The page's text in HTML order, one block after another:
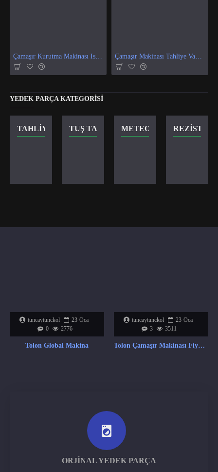
Çamaşır Makinası Tahliye Vanası
YEDEK PARÇA KATEGORISI
TAHLIYE VANASITUŞ TAKIMI METEOR KILITREZISTANS
tuncaytunckol 23 Oca
0
2776
Tolon Global Makina
tuncaytunckol 23 Oca
3
3511
Tolon Çamaşır Makinası Fiyat Listesi
ORJINAL YEDEK PARÇA